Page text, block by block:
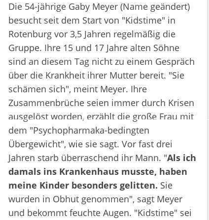
Die 54-jährige Gaby Meyer (Name geändert)
besucht seit dem Start von "Kidstime" in
Rotenburg vor 3,5 Jahren regelmäßig die
Gruppe. Ihre 15 und 17 Jahre alten Söhne
sind an diesem Tag nicht zu einem Gespräch
über die Krankheit ihrer Mutter bereit. "Sie
schämen sich", meint Meyer. Ihre
Zusammenbrüche seien immer durch Krisen
ausgelöst worden, erzählt die große Frau mit
dem "Psychopharmaka-bedingten
Übergewicht", wie sie sagt. Vor fast drei
Jahren starb überraschend ihr Mann. "Als ich
damals ins Krankenhaus musste, haben
meine Kinder besonders gelitten. Sie
wurden in Obhut genommen", sagt Meyer
und bekommt feuchte Augen. "Kidstime" sei